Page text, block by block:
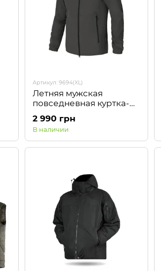
Артикул: 9694(XL)
Летняя мужская
повседневная куртка-
ветровка WindBlock 2.0
Графит Camotec
2 990 грн
В наличии